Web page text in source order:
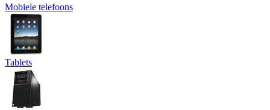
Mobiele telefoons
Tablets